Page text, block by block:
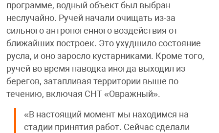
программе, водный объект был выбран
неслучайно. Ручей начали очищать из-за
сильного антропогенного воздействия от
ближайших построек. Это ухудшило состояние
русла, и оно заросло кустарниками. Кроме того,
ручей во время паводка иногда выходил из
берегов, затапливая территории выше по
течению, включая СНТ «Овражный».
«В настоящий момент мы находимся на
стадии принятия работ. Сейчас сделали